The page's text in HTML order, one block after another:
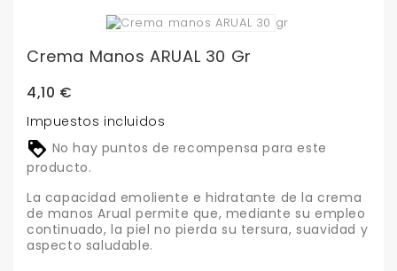
Crema Manos ARUAL 30 Gr
4,10 €
Impuestos incluidos
No hay puntos de recompensa para este
producto.
La capacidad emoliente e hidratante de la crema
de manos Arual permite que, mediante su empleo
continuado, la piel no pierda su tersura, suavidad y
aspecto saludable.